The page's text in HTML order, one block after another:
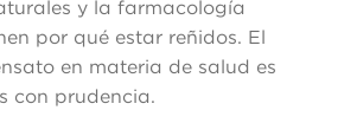
y la farmacología
por qué estar reñidos. El
en materia de salud es
con prudencia.